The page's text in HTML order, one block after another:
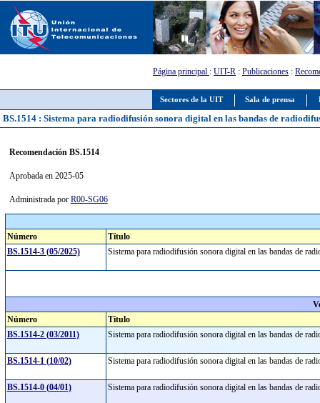
Sectores de la UIT Sala de prensa
Página principal : UIT-R : Publicaciones :
BS.1514 : Sistema para radiodifusión sonora digital en las bandas de
Recomendación BS.1514
Aprobada en 2025-05
Administrada por R00-SG06
Número
Título
BS.1514-3 (05/2025)
Sistema para radiodifusión sonora digital en las bandas de
Número
Título
BS.1514-2 (03/2011)
Sistema para radiodifusión sonora digital en las bandas de
BS.1514-1 (10/02) Sistema para radiodifusión sonora digital en las bandas de
BS.1514-0 (04/01) Sistema para radiodifusión sonora digital en las bandas de